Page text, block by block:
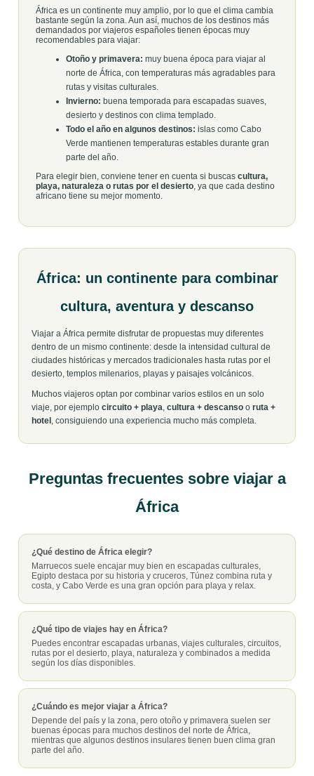
África es un continente muy amplio, por lo que el clima cambia
bastante según la zona. Aun así, muchos de los destinos más
demandados por viajeros españoles tienen épocas muy
recomendables para viajar:
Otoño y primavera: muy buena época para viajar al
norte de África, con temperaturas más agradables para
rutas y visitas culturales.
Invierno: buena temporada para escapadas suaves,
desierto y destinos con clima templado.
Todo el año en algunos destinos: islas como Cabo
Verde mantienen temperaturas estables durante gran
parte del año.
Para elegir bien, conviene tener en cuenta si buscas cultura,
playa, naturaleza o rutas por el desierto, ya que cada destino
africano tiene su mejor momento.
África: un continente para combinar
cultura, aventura y descanso
Viajar a África permite disfrutar de propuestas muy diferentes
dentro de un mismo continente: desde la intensidad cultural de
ciudades históricas y mercados tradicionales hasta rutas por el
desierto, templos milenarios, playas y paisajes volcánicos.
Muchos viajeros optan por combinar varios estilos en un solo
viaje, por ejemplo circuito + playa, cultura + descanso o ruta +
hotel , consiguiendo una experiencia mucho más completa.
Preguntas frecuentes sobre viajar a
África
¿Qué destino de África elegir?
Marruecos suele encajar muy bien en escapadas culturales,
Egipto destaca por su historia y cruceros, Túnez combina ruta y
costa, y Cabo Verde es una gran opción para playa y relax.
¿Qué tipo de viajes hay en África?
Puedes encontrar escapadas urbanas, viajes culturales, circuitos,
rutas por el desierto, playa, naturaleza y combinados a medida
según los días disponibles.
¿Cuándo es mejor viajar a África?
Depende del país y la zona, pero otoño y primavera suelen ser
buenas épocas para muchos destinos del norte de África,
mientras que algunos destinos insulares tienen buen clima gran
parte del año.